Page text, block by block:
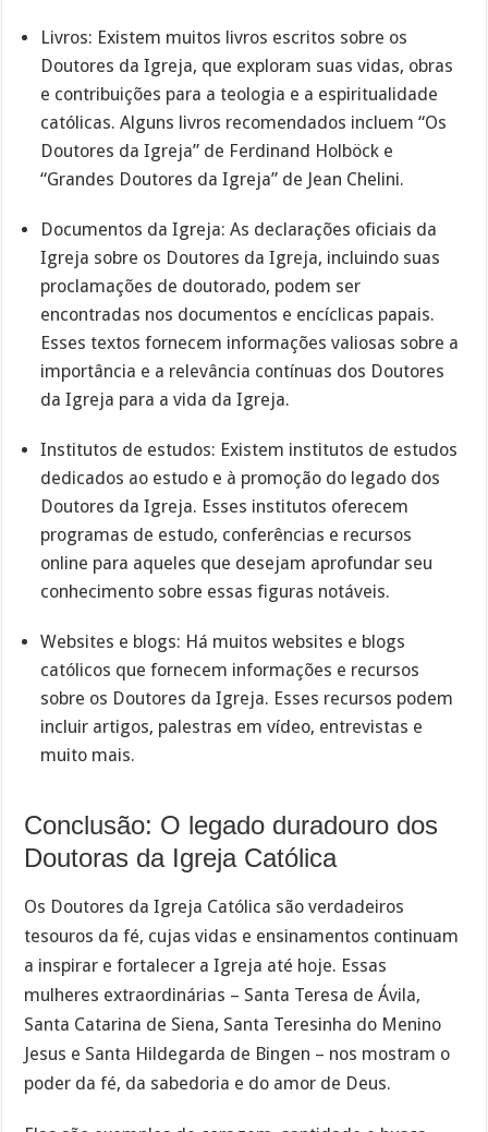
Livros: Existem muitos livros escritos sobre os
Doutores da Igreja, que exploram suas vidas, obras
e contribuições para a teologia e a espiritualidade
católicas. Alguns livros recomendados incluem “Os
Doutores da Igreja” de Ferdinand Holböck e
“Grandes Doutores da Igreja” de Jean Chelini.
Documentos da Igreja: As declarações oficiais da
Igreja sobre os Doutores da Igreja, incluindo suas
proclamações de doutorado, podem ser
encontradas nos documentos e encíclicas papais.
Esses textos fornecem informações valiosas sobre a
importância e a relevância contínuas dos Doutores
da Igreja para a vida da Igreja.
Institutos de estudos: Existem institutos de estudos
dedicados ao estudo e à promoção do legado dos
Doutores da Igreja. Esses institutos oferecem
programas de estudo, conferências e recursos
online para aqueles que desejam aprofundar seu
conhecimento sobre essas figuras notáveis.
Websites e blogs: Há muitos websites e blogs
católicos que fornecem informações e recursos
sobre os Doutores da Igreja. Esses recursos podem
incluir artigos, palestras em vídeo, entrevistas e
muito mais.
Conclusão: O legado duradouro dos
Doutoras da Igreja Católica
Os Doutores da Igreja Católica são verdadeiros
tesouros da fé, cujas vidas e ensinamentos continuam
a inspirar e fortalecer a Igreja até hoje. Essas
mulheres extraordinárias – Santa Teresa de Ávila,
Santa Catarina de Siena, Santa Teresinha do Menino
Jesus e Santa Hildegarda de Bingen – nos mostram o
poder da fé, da sabedoria e do amor de Deus.